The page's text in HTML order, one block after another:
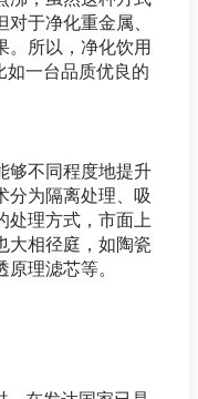
于净化重金属、
。所以，净化饮用
如一台品质优良的
够不同程度地提升
分为隔离处理、吸
处理方式，市面上
大相径庭，如陶瓷
理滤芯等。